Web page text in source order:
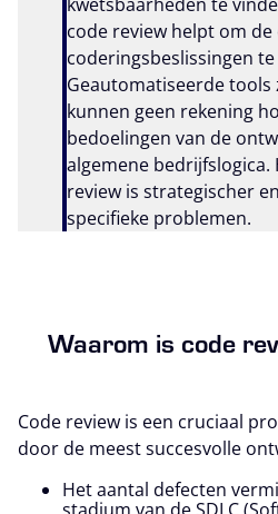
code review helpt om
coderingsbeslissingen
Geautomatiseerde tools
kunnen geen rekening
bedoelingen van de
algemene bedrijfslogica.
review is strategischer
specifieke problemen.
Waarom is code
Code review is een cruciaal
door de meest succesvolle
Het aantal defecten